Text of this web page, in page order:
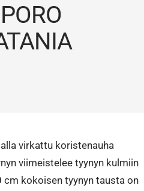
virkattu koristenauha
viimeistelee tyynyn kulmiin
kokoisen tyynyn tausta on